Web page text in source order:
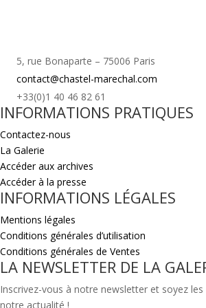
5, rue Bonaparte – 75006 Paris
contact@chastel-marechal.com
+33(0)1 40 46 82 61
INFORMATIONS PRATIQUES
Contactez-nous
La Galerie
Accéder aux archives
Accéder à la presse
INFORMATIONS LÉGALES
Mentions légales
Conditions générales d’utilisation
Conditions générales de Ventes
LA NEWSLETTER DE LA
Inscrivez-vous à notre newsletter et soyez
notre actualité !